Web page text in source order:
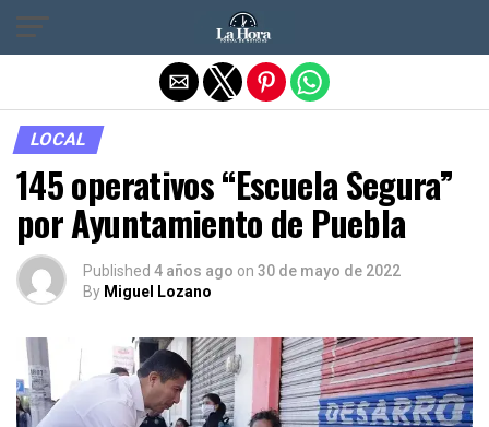
LOCAL
145 operativos “Escuela Segura”
por Ayuntamiento de Puebla
Published 4 años ago on 30 de mayo de 2022
By Miguel Lozano
Salir de la versión móvil